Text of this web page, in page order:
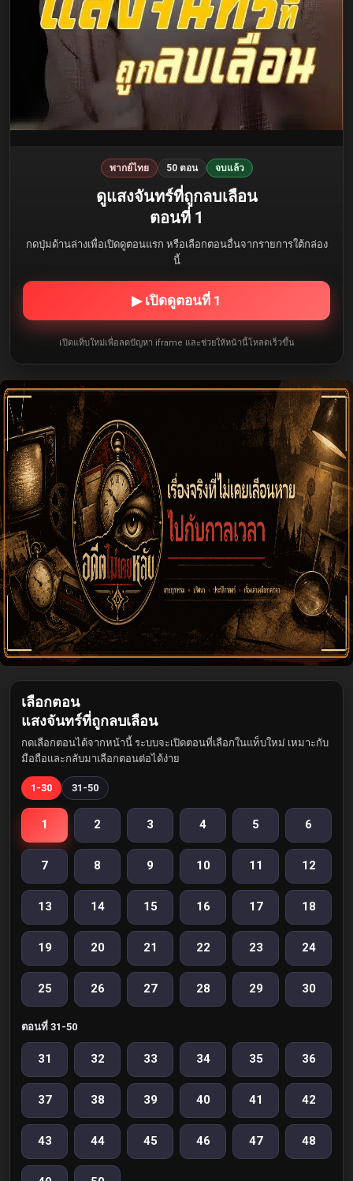
พากย์ไทย 50 ตอน จบแล้ว
ดูแสงจันทร์ที่ถูกลบเลือน
ตอนที่ 1
กดปุ่มด้านล่างเพื่อเปิดดูตอนแรก หรือเลือกตอนอื่นจากรายการใต้กล่อง
นี้
▶ เปิดดูตอนที่ 1
เปิดแท็บใหม่เพื่อลดปัญหา iframe และช่วยให้หน้านี้โหลดเร็วขึ้น
เลือกตอน
แสงจันทร์ที่ถูกลบเลือน
กดเลือกตอนได้จากหน้านี้ ระบบจะเปิดตอนที่เลือกในแท็บใหม่ เหมาะกับ
มือถือและกลับมาเลือกตอนต่อได้ง่าย
1-30 31-50
1 2 3 4 5 6
7 8 9 10 11 12
13 14 15 16 17 18
19 20 21 22 23 24
25 26 27 28 29 30
ตอนที่ 31-50
31 32 33 34 35 36
37 38 39 40 41 42
43 44 45 46 47 48